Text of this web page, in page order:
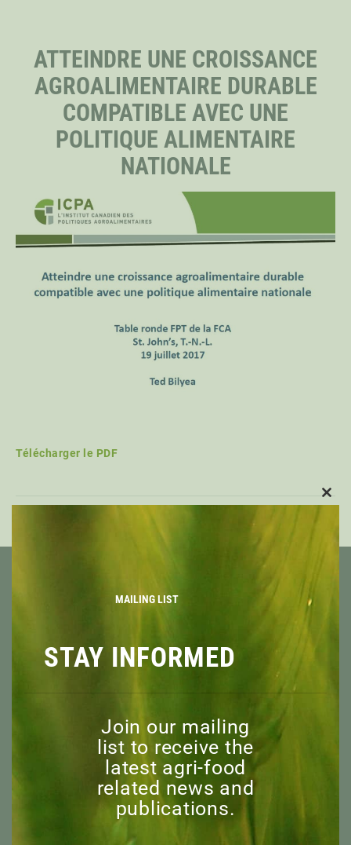
PERSONNEL
CHERCHEURS PRINCIPAUX
BOURSIERS DISTINGUÉS
BOURSIERS DOCTORAUX
ATTEINDRE UNE CROISSANCE
AGROALIMENTAIRE DURABLE
COMPATIBLE AVEC UNE
POLITIQUE ALIMENTAIRE
NATIONALE
Télécharger le PDF
À PROPOS
CONSEIL D’ADMINISTRATION
PERSONNEL
COMITÉ CONSULTATIF
MEMBRES HONORAIRES
EXPLORER
MAILING LIST
STAY INFORMED
Join our mailing
list to receive the
latest agri-food
related news and
publications.